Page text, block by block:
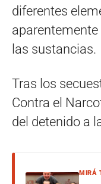
diferentes
las sustancias.
Tras los
Contra el
del detenido a
MIRÁ